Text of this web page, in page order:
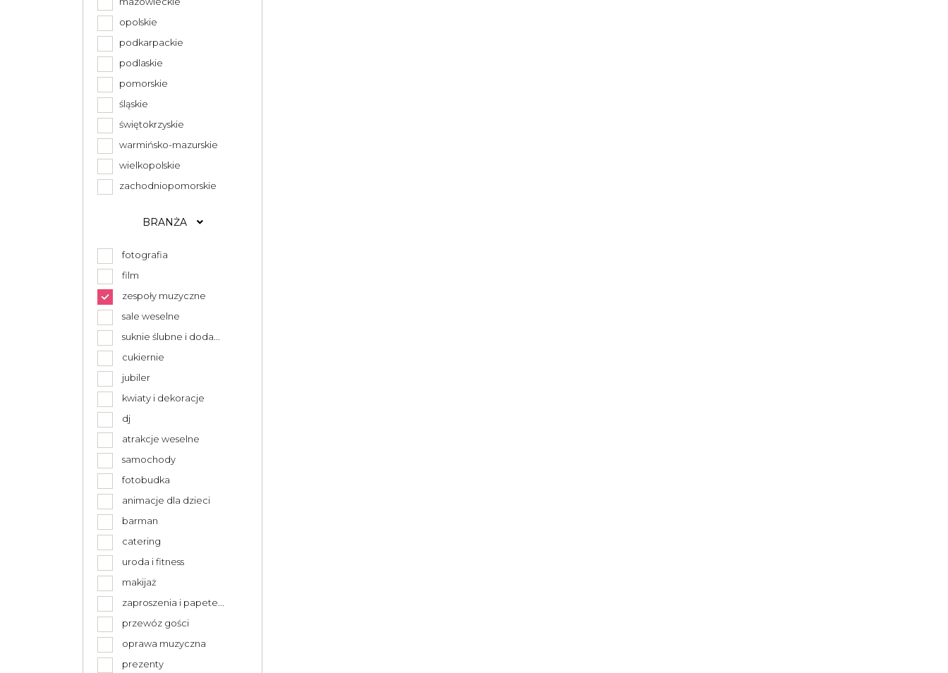
opolskie
podkarpackie
podlaskie
pomorskie
śląskie
świętokrzyskie
warmińsko-mazurskie
wielkopolskie
zachodniopomorskie
BRANŻA
fotografia
film
zespoły muzyczne
sale weselne
suknie ślubne i doda...
cukiernie
jubiler
kwiaty i dekoracje
dj
atrakcje weselne
samochody
fotobudka
animacje dla dzieci
barman
catering
uroda i fitness
makijaż
zaproszenia i papete...
przewóz gości
oprawa muzyczna
prezenty